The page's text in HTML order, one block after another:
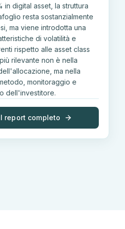
in digital asset, la struttura
resta sostanzialmente
ma viene introdotta una
di volatilità e
rispetto alle asset class
rilevante non è nella
ma nella
monitoraggio e
dell'investitore.
report completo